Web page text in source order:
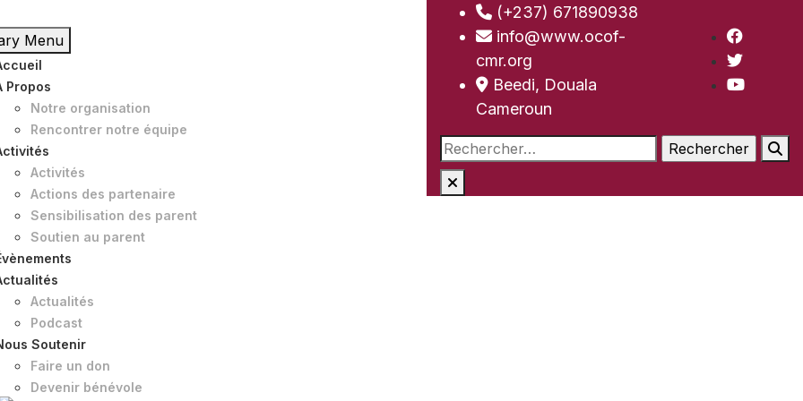
(+237) 671890938
info@www.ocof-
cmr.org
Beedi, Douala
Cameroun
Rechercher :
Menu
Propos
Notre organisation
Rencontrer notre équipe
Activités
Actions des partenaire
Sensibilisation des parent
Soutien au parent
Actualités
Podcast
Soutenir
Faire un don
Devenir bénévole